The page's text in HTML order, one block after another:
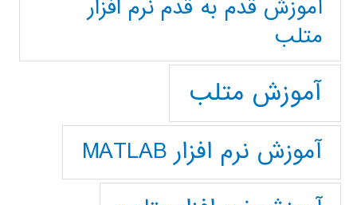
آموزش قدم به قدم نرم افزار
متلب
آموزش متلب
آموزش نرم افزار MATLAB